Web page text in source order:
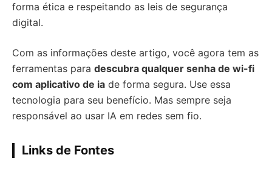
forma ética e respeitando as leis de segurança
digital.
Com as informações deste artigo, você agora tem as
ferramentas para descubra qualquer senha de wi-fi
com aplicativo de ia de forma segura. Use essa
tecnologia para seu benefício. Mas sempre seja
responsável ao usar IA em redes sem fio.
Links de Fontes